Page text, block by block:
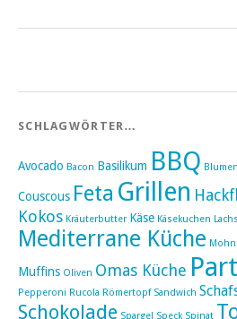
SCHLAGWÖRTER…
Avocado Bacon Basilikum BBQ
Couscous Feta Grillen
Kokos Kräuterbutter Käse Käsekuchen Lachs
Mediterrane Küche Mohn
Muffins Oliven Omas Küche
Pepperoni Rucola Römertopf Sandwich
Schokolade Spargel Speck Spinat